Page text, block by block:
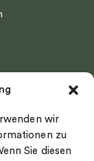
wir
zu
Sie diesen